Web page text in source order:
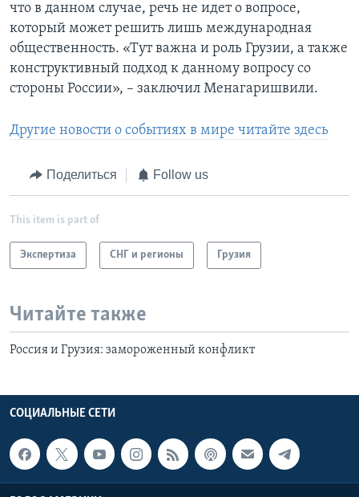
что в данном случае, речь не идет о вопросе,
который может решить лишь международная
общественность. «Тут важна и роль Грузии, а также
конструктивный подход к данному вопросу со
стороны России», – заключил Менагаришвили.
Другие новости о событиях в мире читайте здесь
Поделиться Follow us
This item is part of
Экспертиза СНГ и регионы Грузия
Читайте также
Россия и Грузия: замороженный конфликт
СОЦИАЛЬНЫЕ СЕТИ